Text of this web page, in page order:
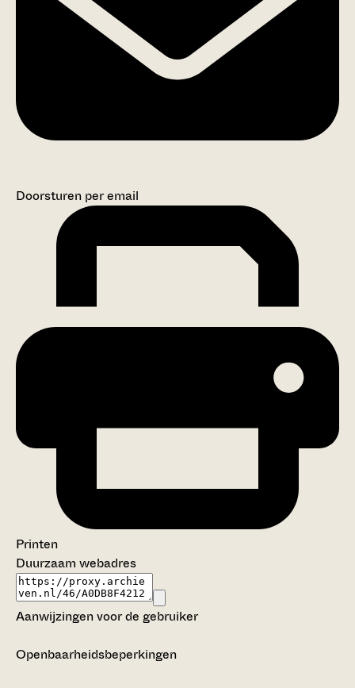
Doorsturen per email
Printen
Duurzaam webadres
Aanwijzingen voor de gebruiker
Openbaarheidsbeperkingen